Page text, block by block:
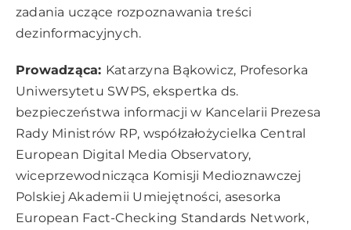
zadania uczące rozpoznawania treści
dezinformacyjnych.
Prowadząca: Katarzyna Bąkowicz, Profesorka
Uniwersytetu SWPS, ekspertka ds.
bezpieczeństwa informacji w Kancelarii Prezesa
Rady Ministrów RP, współzałożycielka Central
European Digital Media Observatory,
wiceprzewodnicząca Komisji Medioznawczej
Polskiej Akademii Umiejętności, asesorka
European Fact-Checking Standards Network,